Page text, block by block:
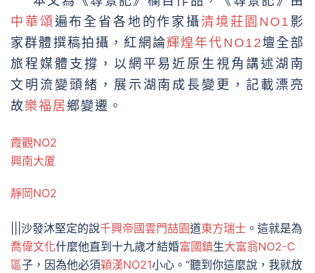
中華頌 遍布全省各地的作家攝清境莊園NO1 影
家群體撰稿拍攝，紅網論輝煌年代NO12壇全部
旅程媒體支撐，以網平易近原生視角講述湖南
文明流變頭緒，展示湖南成長變更，記載漂亮
故樂福居鄉變遷。
霞觀NO2
興南大厦
靜岡NO2
|||沙發沐堅定的說千興帝國雲門喆園道東方瑞士 。這就是為
喬偉文化什麼他直到十九歲才結婚富國鎮生大富翁NO2-C
區子，因為他必須穎漢NO21小心。“聽到你這麼說，我就放